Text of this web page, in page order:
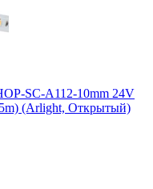
SC-A112-10mm 24V
(Arlight, Открытый)